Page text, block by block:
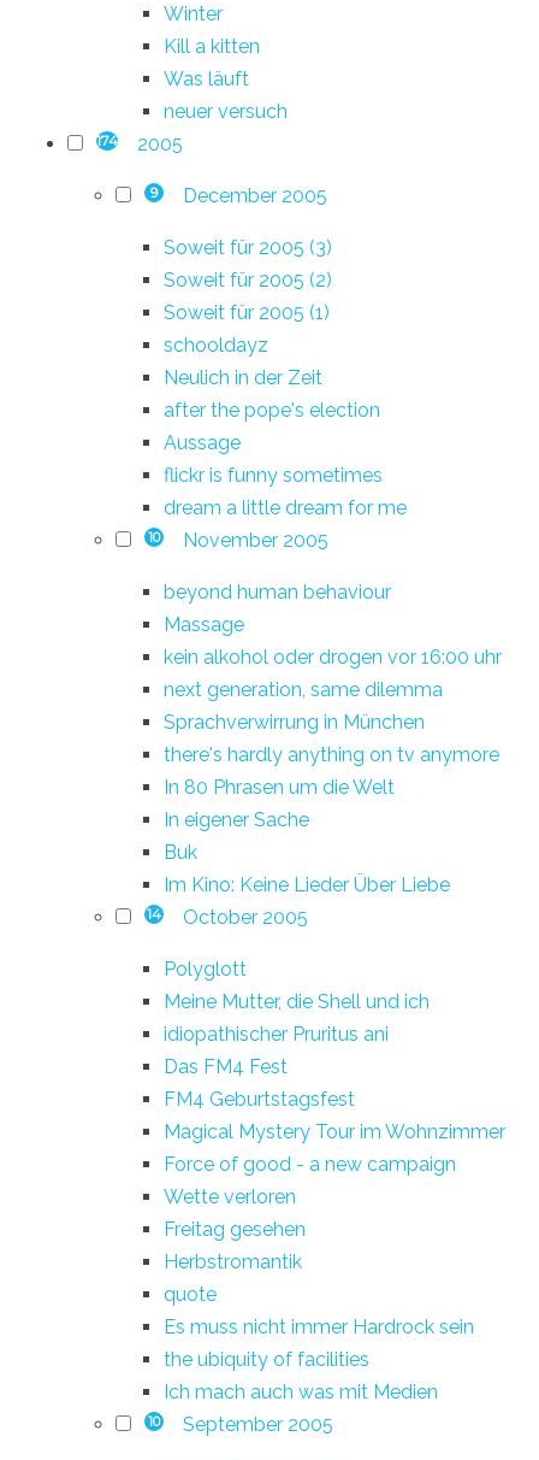
Winter
Kill a kitten
Was läuft
neuer versuch
174 2005
9 December 2005
Soweit für 2005 (3)
Soweit für 2005 (2)
Soweit für 2005 (1)
schooldayz
Neulich in der Zeit
after the pope's election
Aussage
flickr is funny sometimes
dream a little dream for me
10 November 2005
beyond human behaviour
Massage
kein alkohol oder drogen vor 16:00 uhr
next generation, same dilemma
Sprachverwirrung in München
there's hardly anything on tv anymore
In 80 Phrasen um die Welt
In eigener Sache
Buk
Im Kino: Keine Lieder Über Liebe
14 October 2005
Polyglott
Meine Mutter, die Shell und ich
idiopathischer Pruritus ani
Das FM4 Fest
FM4 Geburtstagsfest
Magical Mystery Tour im Wohnzimmer
Force of good - a new campaign
Wette verloren
Freitag gesehen
Herbstromantik
quote
Es muss nicht immer Hardrock sein
the ubiquity of facilities
Ich mach auch was mit Medien
10 September 2005